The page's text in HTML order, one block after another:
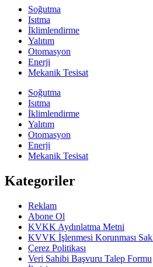
Soğutma
Isıtma
İklimlendirme
Yalıtım
Otomasyon
Enerji
Mekanik Tesisat
Soğutma
Isıtma
İklimlendirme
Yalıtım
Otomasyon
Enerji
Mekanik Tesisat
Kategoriler
Reklam
Abone Ol
KVKK Aydınlatma Metni
KVVK İşlenmesi Korunması
Çerez Politikası
Veri Sahibi Başvuru Talep Formu